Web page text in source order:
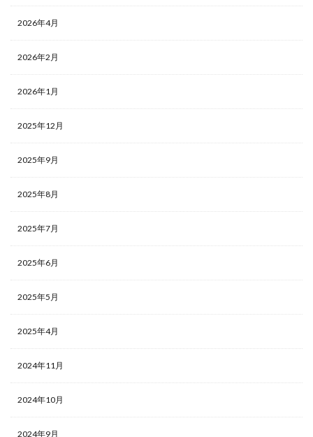
2026年4月
2026年2月
2026年1月
2025年12月
2025年9月
2025年8月
2025年7月
2025年6月
2025年5月
2025年4月
2024年11月
2024年10月
2024年9月